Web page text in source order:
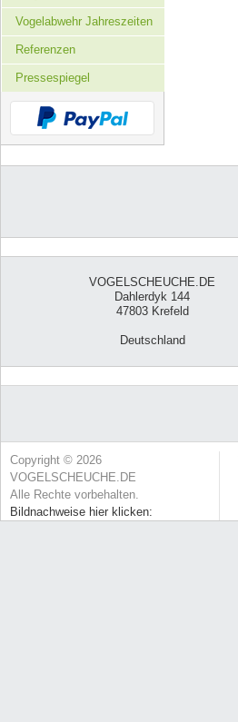
Vogelabwehr Jahreszeiten
Referenzen
Pressespiegel
VOGELSCHEUCHE.DE
Dahlerdyk 144
47803 Krefeld
Deutschland
Copyright © 2026
VOGELSCHEUCHE.DE
Alle Rechte vorbehalten.
Bildnachweise hier klicken: